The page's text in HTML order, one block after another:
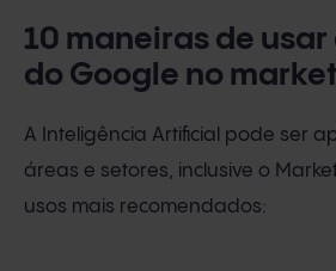
10 maneiras de usar
do Google no
A Inteligência Artificial pode ser
áreas e setores, inclusive o
usos mais recomendados: